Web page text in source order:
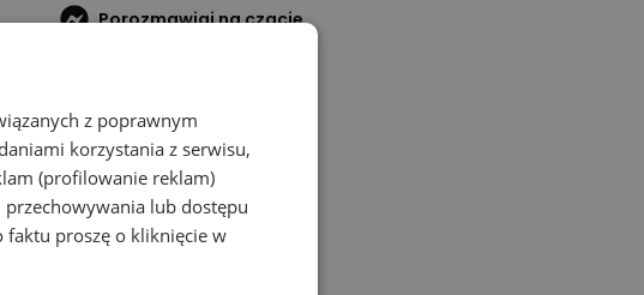
Porozmawiaj na czacie
z poprawnym
korzystania z serwisu,
(profilowanie reklam)
lub dostępu
faktu proszę o kliknięcie w